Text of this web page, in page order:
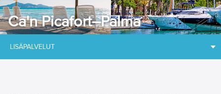
Ca'n Picafort–Palma
LISÄPALVELUT